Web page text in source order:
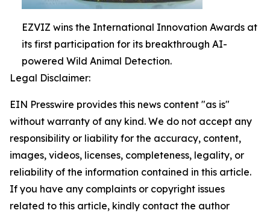
EZVIZ wins the International Innovation Awards at
its first participation for its breakthrough AI-
powered Wild Animal Detection.
Legal Disclaimer:
EIN Presswire provides this news content "as is"
without warranty of any kind. We do not accept any
responsibility or liability for the accuracy, content,
images, videos, licenses, completeness, legality, or
reliability of the information contained in this article.
If you have any complaints or copyright issues
related to this article, kindly contact the author